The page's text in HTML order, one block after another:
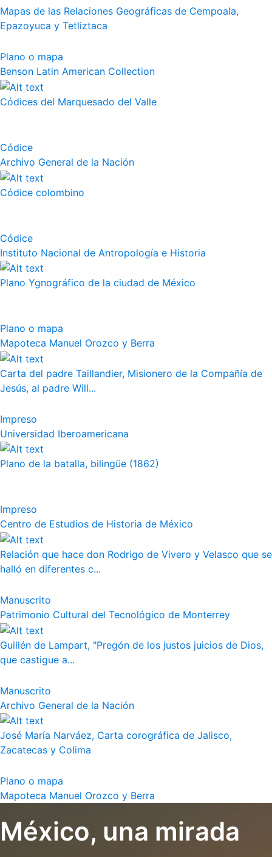
Mapas de las Relaciones Geográficas de Cempoala,
Epazoyuca y Tetliztaca
Plano o mapa
Benson Latin American Collection
Códices del Marquesado del Valle
Códice
Archivo General de la Nación
Códice colombino
Códice
Instituto Nacional de Antropología e Historia
Plano Ygnográfico de la ciudad de México
Plano o mapa
Mapoteca Manuel Orozco y Berra
Carta del padre Taillandier, Misionero de la Compañía de
Jesús, al padre Will...
Impreso
Universidad Iberoamericana
Plano de la batalla, bilingüe (1862)
Impreso
Centro de Estudios de Historia de México
Relación que hace don Rodrigo de Vivero y Velasco que se
halló en diferentes c...
Manuscrito
Patrimonio Cultural del Tecnológico de Monterrey
Guillén de Lampart, "Pregón de los justos juicios de Dios,
que castigue a...
Manuscrito
Archivo General de la Nación
José María Narváez, Carta corográfica de Jalisco,
Zacatecas y Colima
Plano o mapa
Mapoteca Manuel Orozco y Berra
México, una mirada